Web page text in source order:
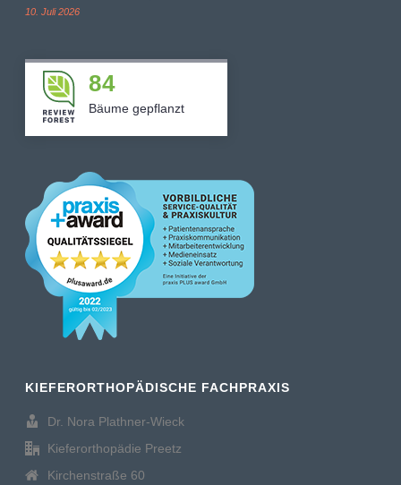
10. Juli 2026
84
Bäume gepflanzt
KIEFERORTHOPÄDISCHE FACHPRAXIS
Dr. Nora Plathner-Wieck
Kieferorthopädie Preetz
Kirchenstraße 60